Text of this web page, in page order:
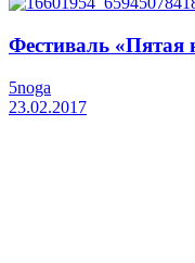
Фестиваль «Пятая
5noga
23.02.2017